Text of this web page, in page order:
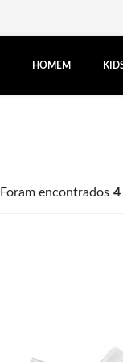
HOMEM
Foram encontrados 4